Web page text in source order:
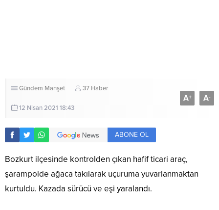
Gündem Manşet 37 Haber
12 Nisan 2021 18:43
A+ A-
ABONE OL
Bozkurt ilçesinde kontrolden çıkan hafif ticari araç,
şarampolde ağaca takılarak uçuruma yuvarlanmaktan
kurtuldu. Kazada sürücü ve eşi yaralandı.